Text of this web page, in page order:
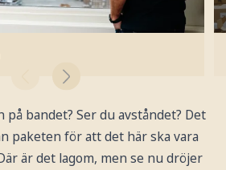
på bandet? Ser du avståndet? Det
paketen för att det här ska vara
är det lagom, men se nu dröjer